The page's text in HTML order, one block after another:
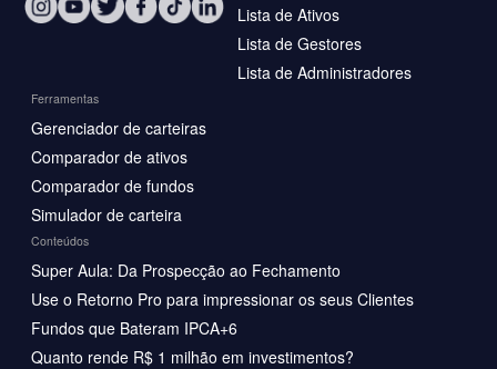
Lista de Ativos
Lista de Gestores
Lista de Administradores
Ferramentas
Gerenciador de carteiras
Comparador de ativos
Comparador de fundos
Simulador de carteira
Conteúdos
Super Aula: Da Prospecção ao Fechamento
Use o Retorno Pro para impressionar os seus Clientes
Fundos que Bateram IPCA+6
Quanto rende R$ 1 milhão em investimentos?